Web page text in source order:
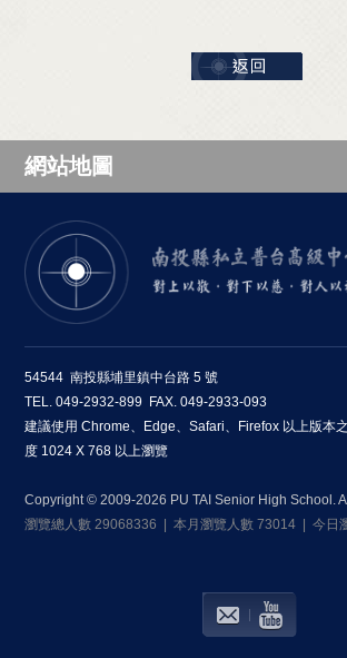
網站地圖
54544 南投縣埔里鎮中台路 5 號
TEL. 049-2932-899 FAX. 049-2933-093
建議使用 Chrome、Edge、Safari、Firefox 以上版本
度 1024 X 768 以上瀏覽
Copyright © 2009-2026 PU TAI Senior High School.
瀏覽總人數 29068336 | 本月瀏覽人數 73014 | 今日